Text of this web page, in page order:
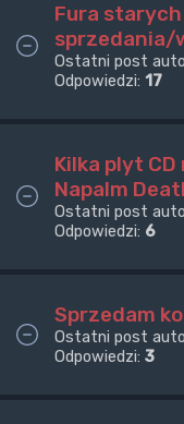
Fura
sprzedania/
Ostatni post
Odpowiedzi: 17
Kilka plyt
Napalm
Ostatni post
Odpowiedzi: 6
Sprzedam
Ostatni post
Odpowiedzi: 3